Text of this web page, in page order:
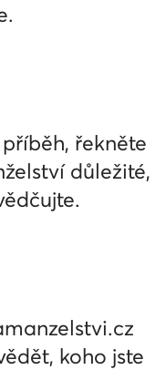
řekněte
důležité,
koho jste